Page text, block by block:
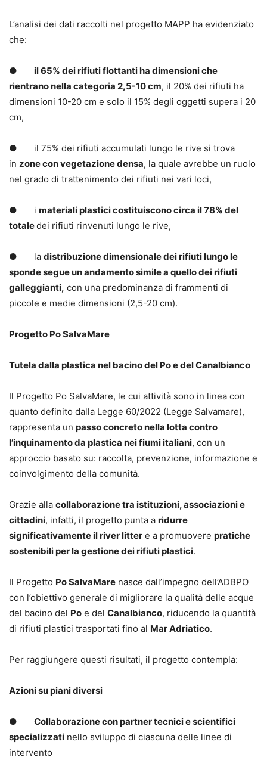
L’analisi dei dati raccolti nel progetto MAPP ha evidenziato
che:
● il 65% dei rifiuti flottanti ha dimensioni che
rientrano nella categoria 2,5-10 cm, il 20% dei rifiuti ha
dimensioni 10-20 cm e solo il 15% degli oggetti supera i 20
cm,
● il 75% dei rifiuti accumulati lungo le rive si trova
in zone con vegetazione densa, la quale avrebbe un ruolo
nel grado di trattenimento dei rifiuti nei vari loci,
● i materiali plastici costituiscono circa il 78% del
totaledei rifiuti rinvenuti lungo le rive,
● la distribuzione dimensionale dei rifiuti lungo le
sponde segue un andamento simile a quello dei rifiuti
galleggianti, con una predominanza di frammenti di
piccole e medie dimensioni (2,5-20 cm).
Progetto Po SalvaMare
Tutela dalla plastica nel bacino del Po e del Canalbianco
Il Progetto Po SalvaMare, le cui attività sono in linea con
quanto definito dalla Legge 60/2022 (Legge Salvamare),
rappresenta un passo concreto nella lotta contro
l’inquinamento da plastica nei fiumi italiani, con un
approccio basato su: raccolta, prevenzione, informazione e
coinvolgimento della comunità.
Grazie alla collaborazione tra istituzioni, associazioni e
cittadini, infatti, il progetto punta a ridurre
significativamente il river litter e a promuovere pratiche
sostenibili per la gestione dei rifiuti plastici.
Il Progetto Po SalvaMare nasce dall’impegno dell’ADBPO
con l’obiettivo generale di migliorare la qualità delle acque
del bacino del Po e del Canalbianco, riducendo la quantità
di rifiuti plastici trasportati fino al Mar Adriatico.
Per raggiungere questi risultati, il progetto contempla:
Azioni su piani diversi
● Collaborazione con partner tecnici e scientifici
specializzati nello sviluppo di ciascuna delle linee di
intervento